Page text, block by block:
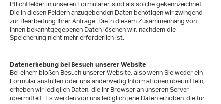
Pflichtfelder in unseren Formularen sind als solche gekennzeichnet.
Die in diesen Feldern anzugebenden Daten benötigen wir zwingend
zur Bearbeitung Ihrer Anfrage. Die in diesem Zusammenhang von
Ihnen bekanntgegebenen Daten löschen wir, nachdem die
Speicherung nicht mehr erforderlich ist.
Datenerhebung bei Besuch unserer Website
Bei einem bloßen Besuch unserer Website, also wenn Sie weder ein
Formular ausfüllen oder uns anderweitig Informationen übermitteln,
erheben wir lediglich Daten, die Ihr Browser an unseren Server
übermittelt. Es werden von uns lediglich jene Daten erhoben, die für